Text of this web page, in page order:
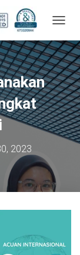
O
G
G
L
E
N
A
V
I
2023